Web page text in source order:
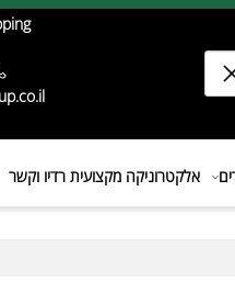
אלקטרוניקה מקצועית רדיו וקשר